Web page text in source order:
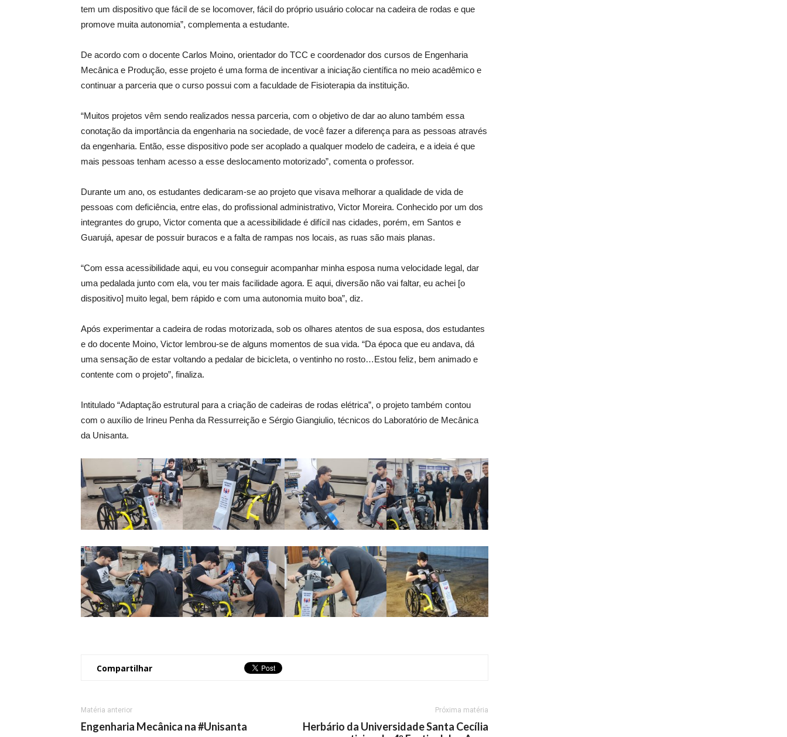
tem um dispositivo que fácil de se locomover, fácil do próprio usuário colocar na cadeira de rodas e que
promove muita autonomia”, complementa a estudante.
De acordo com o docente Carlos Moino, orientador do TCC e coordenador dos cursos de Engenharia
Mecânica e Produção, esse projeto é uma forma de incentivar a iniciação científica no meio acadêmico e
continuar a parceria que o curso possui com a faculdade de Fisioterapia da instituição.
“Muitos projetos vêm sendo realizados nessa parceria, com o objetivo de dar ao aluno também essa
conotação da importância da engenharia na sociedade, de você fazer a diferença para as pessoas através
da engenharia. Então, esse dispositivo pode ser acoplado a qualquer modelo de cadeira, e a ideia é que
mais pessoas tenham acesso a esse deslocamento motorizado”, comenta o professor.
Durante um ano, os estudantes dedicaram-se ao projeto que visava melhorar a qualidade de vida de
pessoas com deficiência, entre elas, do profissional administrativo, Victor Moreira. Conhecido por um dos
integrantes do grupo, Victor comenta que a acessibilidade é difícil nas cidades, porém, em Santos e
Guarujá, apesar de possuir buracos e a falta de rampas nos locais, as ruas são mais planas.
“Com essa acessibilidade aqui, eu vou conseguir acompanhar minha esposa numa velocidade legal, dar
uma pedalada junto com ela, vou ter mais facilidade agora. E aqui, diversão não vai faltar, eu achei [o
dispositivo] muito legal, bem rápido e com uma autonomia muito boa”, diz.
Após experimentar a cadeira de rodas motorizada, sob os olhares atentos de sua esposa, dos estudantes
e do docente Moino, Victor lembrou-se de alguns momentos de sua vida. “Da época que eu andava, dá
uma sensação de estar voltando a pedalar de bicicleta, o ventinho no rosto…Estou feliz, bem animado e
contente com o projeto”, finaliza.
Intitulado “Adaptação estrutural para a criação de cadeiras de rodas elétrica”, o projeto também contou
com o auxílio de Irineu Penha da Ressurreição e Sérgio Giangiulio, técnicos do Laboratório de Mecânica
da Unisanta.
Compartilhar
Matéria anterior
Engenharia Mecânica na #Unisanta
Próxima matéria
Herbário da Universidade Santa Cecília